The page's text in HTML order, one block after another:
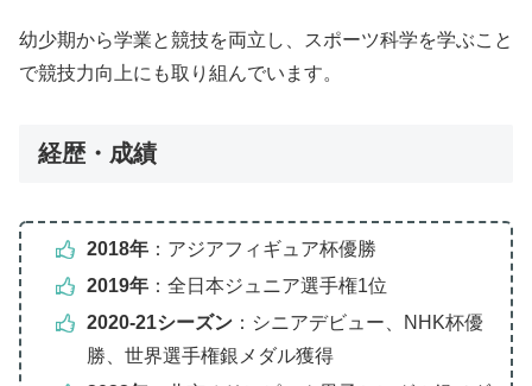
幼少期から学業と競技を両立し、スポーツ科学を学ぶこと
で競技力向上にも取り組んでいます。
経歴・成績
2018年：アジアフィギュア杯優勝
2019年：全日本ジュニア選手権1位
2020-21シーズン：シニアデビュー、NHK杯優
勝、世界選手権銀メダル獲得